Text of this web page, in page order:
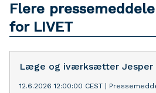
Flere
for LIVET
Læge og iværksætter Jesper
12.6.2026 12:00:00 CEST